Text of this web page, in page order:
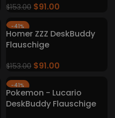
$153.00 $91.00
-41%
Homer ZZZ DeskBuddy
Flauschige
$153.00 $91.00
-41%
Pokemon - Lucario
DeskBuddy Flauschige